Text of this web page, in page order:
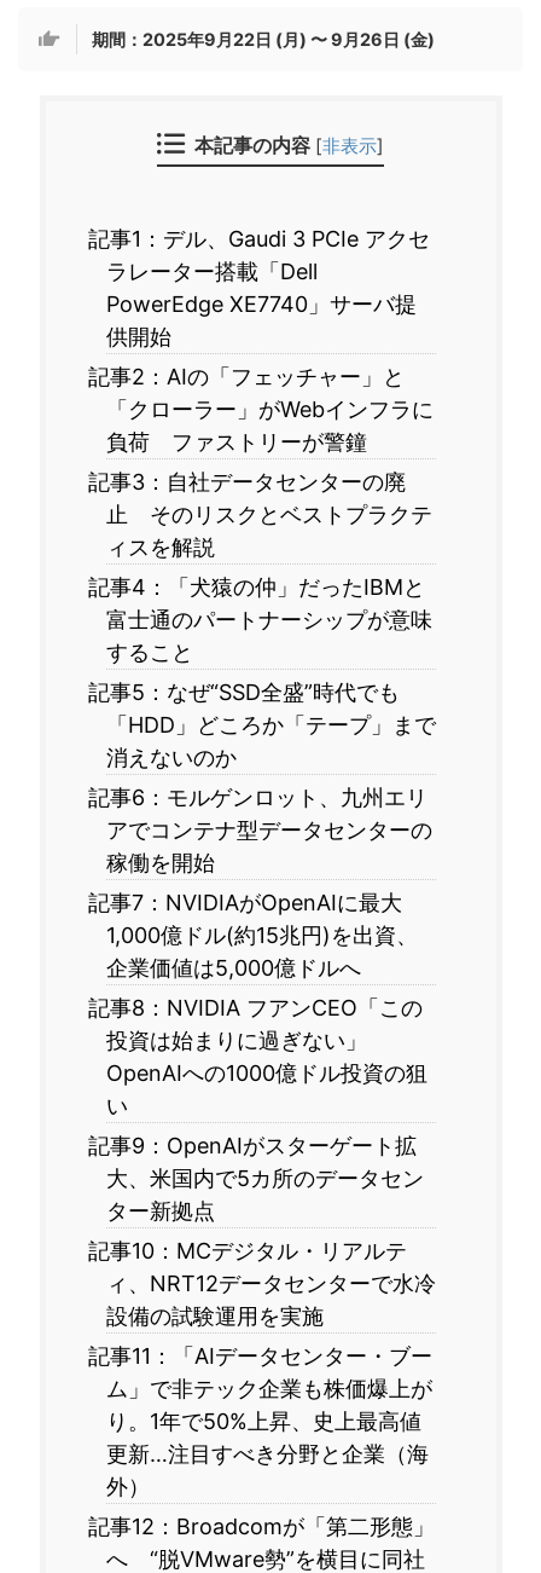
期間：2025年9月22日 (月) 〜 9月26日 (金)
本記事の内容 [非表示]
記事1：デル、Gaudi 3 PCIe アクセ
ラレーター搭載「Dell
PowerEdge XE7740」サーバ提
供開始
記事2：AIの「フェッチャー」と
「クローラー」がWebインフラに
負荷 ファストリーが警鐘
記事3：自社データセンターの廃
止 そのリスクとベストプラクテ
ィスを解説
記事4：「犬猿の仲」だったIBMと
富士通のパートナーシップが意味
すること
記事5：なぜ“SSD全盛”時代でも
「HDD」どころか「テープ」まで
消えないのか
記事6：モルゲンロット、九州エリ
アでコンテナ型データセンターの
稼働を開始
記事7：NVIDIAがOpenAIに最大
1,000億ドル(約15兆円)を出資、
企業価値は5,000億ドルへ
記事8：NVIDIA フアンCEO「この
投資は始まりに過ぎない」
OpenAIへの1000億ドル投資の狙
い
記事9：OpenAIがスターゲート拡
大、米国内で5カ所のデータセン
ター新拠点
記事10：MCデジタル・リアルテ
ィ、NRT12データセンターで水冷
設備の試験運用を実施
記事11：「AIデータセンター・ブー
ム」で非テック企業も株価爆上が
り。1年で50%上昇、史上最高値
更新…注目すべき分野と企業（海
外）
記事12：Broadcomが「第二形態」
へ “脱VMware勢”を横目に同社